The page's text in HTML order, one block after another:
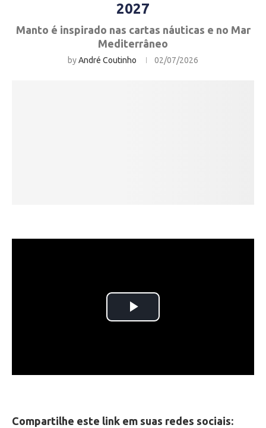
2027
Manto é inspirado nas cartas náuticas e no Mar
Mediterrâneo
byAndré Coutinho 02/07/2026
Compartilhe este link em suas redes sociais: